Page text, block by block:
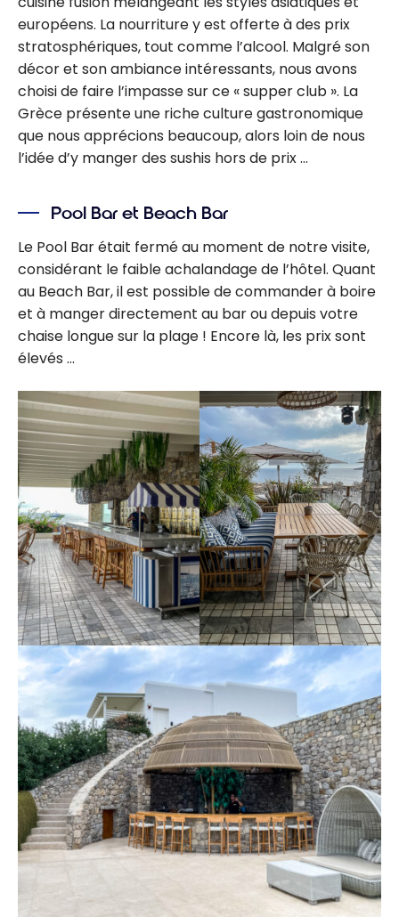
européens. La nourriture y est offerte à des prix
stratosphériques, tout comme l’alcool. Malgré son
décor et son ambiance intéressants, nous avons
choisi de faire l’impasse sur ce « supper club ». La
Grèce présente une riche culture gastronomique
que nous apprécions beaucoup, alors loin de nous
l’idée d’y manger des sushis hors de prix …
Pool Bar et Beach Bar
Le Pool Bar était fermé au moment de notre visite,
considérant le faible achalandage de l’hôtel. Quant
au Beach Bar, il est possible de commander à boire
et à manger directement au bar ou depuis votre
chaise longue sur la plage ! Encore là, les prix sont
élevés …